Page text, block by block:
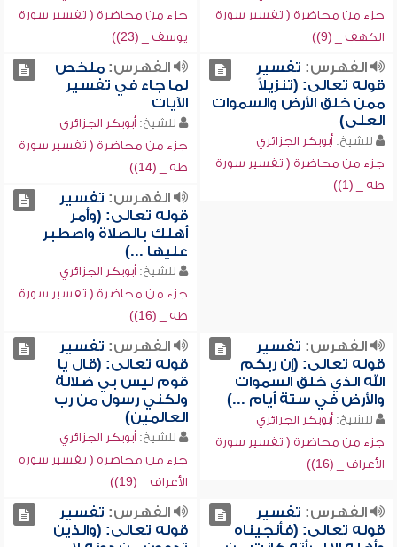
جزء من محاضرة ( تفسير سورة
الكهف _ (9))
جزء من محاضرة ( تفسير سورة
يوسف _ (23))
الفهرس: تفسير
قوله تعالى: (تنزيلاً
ممن خلق الأرض والسموات
العلى)
للشيخ: أبوبكر الجزائري
جزء من محاضرة ( تفسير سورة
طه _ (1))
الفهرس:ملخص
لما جاء في تفسير
الآيات
للشيخ: أبوبكر الجزائري
جزء من محاضرة ( تفسير سورة
طه _ (14))
الفهرس: تفسير
قوله تعالى: (وأمر
أهلك بالصلاة واصطبر
عليها ...)
للشيخ: أبوبكر الجزائري
جزء من محاضرة ( تفسير سورة
طه _ (16))
الفهرس: تفسير
قوله تعالى: (إن ربكم
الله الذي خلق السموات
والأرض في ستة أيام ...)
للشيخ: أبوبكر الجزائري
جزء من محاضرة ( تفسير سورة
الأعراف _ (16))
الفهرس: تفسير
قوله تعالى: (قال يا
قوم ليس بي ضلالة
ولكني رسول من رب
العالمين)
للشيخ: أبوبكر الجزائري
جزء من محاضرة ( تفسير سورة
الأعراف _ (19))
الفهرس: تفسير
قوله تعالى: (فأنجيناه
الفهرس: تفسير
قوله تعالى: (والذين